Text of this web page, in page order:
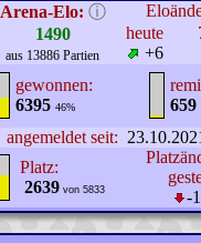
Arena-Elo: ⓘ
1490
aus 13886 Partien
heute
+6
gewonnen:
6395 46%
659
angemeldet seit:
Platz:
2639 von 5833
-